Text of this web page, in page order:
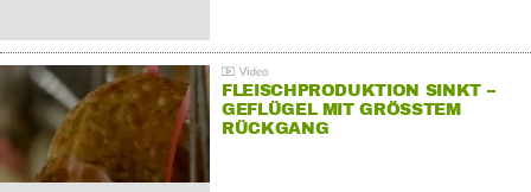
FLEISCHPRODUKTION SINKT –
GEFLÜGEL MIT GRÖSSTEM R
ÜCKGANG